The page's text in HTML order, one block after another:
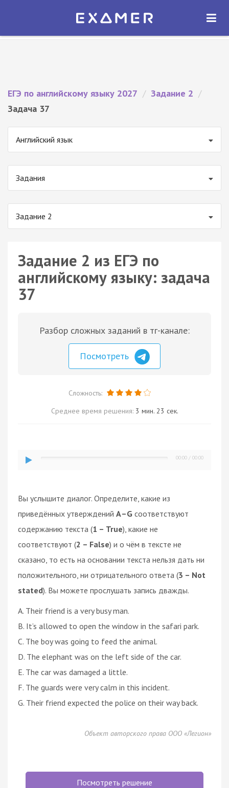
Экзамер — ЕГЭ 2027
ОТКРЫТЬ
ЕГЭ по английскому языку 2027 / Задание 2 /
Задача 37
Английский язык
Задания
Задание 2
Задание 2 из ЕГЭ по
английскому языку: задача
37
Разбор сложных заданий в тг-канале:
Посмотреть
Сложность:
Среднее время решения: 3 мин. 23 сек.
00:00 / 00:00
Вы услышите диалог. Определите, какие из
приведённых утверждений А–G соответствуют
содержанию текста (1 – True), какие не
соответствуют (2 – False) и о чём в тексте не
сказано, то есть на основании текста нельзя дать ни
положительного, ни отрицательного ответа (3 – Not
stated). Вы можете прослушать запись дважды.
A. Their friend is a very busy man.
B. It’s allowed to open the window in the safari park.
C. The boy was going to feed the animal.
D. The elephant was on the left side of the car.
E. The car was damaged a little.
F. The guards were very calm in this incident.
G. Their friend expected the police on their way back.
Объект авторского права ООО «Легион»
Посмотреть решение